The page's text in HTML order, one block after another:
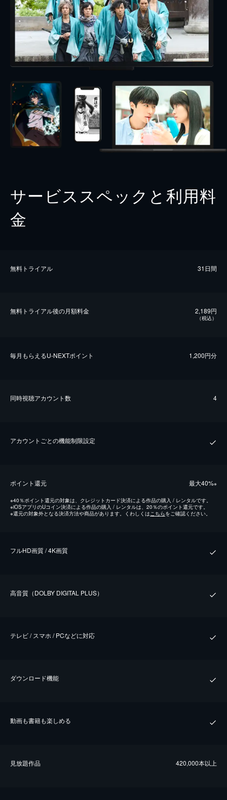
サービススペックと利用料
金
無料トライアル 31日間
無料トライアル後の⽉額料金 2,189円
（税込）
毎⽉もらえるU-NEXTポイント 1,200円分
同時視聴アカウント数 4
アカウントごとの機能制限設定
ポイント還元 最⼤40%※
※40％ポイント還元の対象は、クレジットカード決済による作品の購入 / レンタルです。
※iOSアプリのUコイン決済による作品の購入 / レンタルは、20％のポイント還元です。
※還元の対象外となる決済方法や商品があります。くわしくはこちらをご確認ください。
フルHD画質 / 4K画質
⾼⾳質（DOLBY DIGITAL PLUS）
テレビ / スマホ / PCなどに対応
ダウンロード機能
動画も書籍も楽しめる
⾒放題作品 420,000本以上